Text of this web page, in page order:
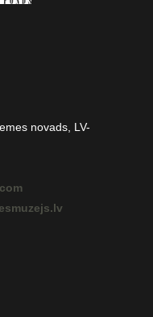
novads, LV-